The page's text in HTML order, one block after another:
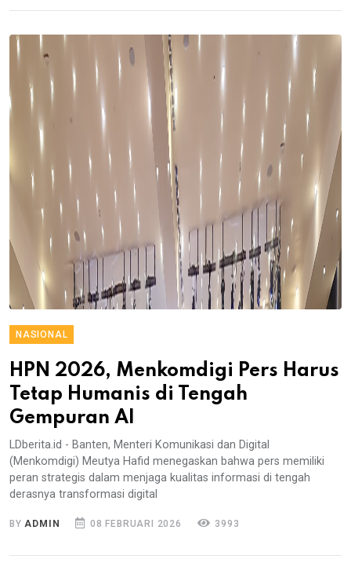
NASIONAL
HPN 2026, Menkomdigi Pers Harus
Tetap Humanis di Tengah
Gempuran AI
LDberita.id - Banten, Menteri Komunikasi dan Digital
(Menkomdigi) Meutya Hafid menegaskan bahwa pers memiliki
peran strategis dalam menjaga kualitas informasi di tengah
derasnya transformasi digital
BY ADMIN 08 FEBRUARI 2026 3993